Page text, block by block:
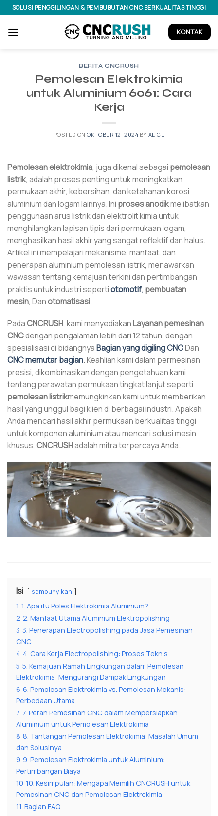
Skip
to
content
SOLUSI PENGGILINGAN & PEMBUBUTAN CNC BERKUALITAS TINGGI
KONTAK
BERITA CNCRUSH
Pemolesan Elektrokimia
untuk Aluminium 6061: Cara
Kerja
POSTED ONOKTOBER 12, 2024 BY ALICE
Pemolesan elektrokimia, juga dikenal sebagai pemolesan
listrik, adalah proses penting untuk meningkatkan
permukaan akhir, kebersihan, dan ketahanan korosi
aluminium dan logam lainnya. Ini proses anodikmelibatkan
penggunaan arus listrik dan elektrolit kimia untuk
menghilangkan lapisan tipis dari permukaan logam,
menghasilkan hasil akhir yang sangat reflektif dan halus.
Artikel ini mempelajari mekanisme, manfaat, dan
penerapan aluminium pemolesan listrik, menawarkan
wawasan tentang kemajuan terkini dan pertimbangan
praktis untuk industri sepertiotomotif, pembuatan
mesin, Danotomatisasi.
PadaCNCRUSH, kami menyediakanLayanan pemesinan
CNCdengan pengalaman lebih dari 12 tahun, dengan
spesialisasi di bidangnyaBagian yang digiling CNCDan
CNC memutar bagian. Keahlian kami dalam permesinan
presisi, dikombinasikan dengan pengetahuan kami
tentang perawatan permukaan tingkat lanjut seperti
pemolesan listrikmemungkinkan kami untuk memberikan
hasil yang unggul bagi klien di berbagai industri. Apakah
Anda mencari hasil akhir permukaan berkualitas tinggi
untuk komponen aluminium atau mencari solusi mesin
khusus, CNCRUSHadalah mitra terpercaya Anda.
Isi sembunyikan
1 1. Apa itu Poles Elektrokimia Aluminium?
2 2. Manfaat Utama Aluminium Elektropolishing
3 3. Penerapan Electropolishing pada Jasa Pemesinan
CNC
4 4. Cara Kerja Electropolishing: Proses Teknis
5 5. Kemajuan Ramah Lingkungan dalam Pemolesan
Elektrokimia: Mengurangi Dampak Lingkungan
6 6. Pemolesan Elektrokimia vs. Pemolesan Mekanis:
Perbedaan Utama
7 7. Peran Pemesinan CNC dalam Mempersiapkan
Aluminium untuk Pemolesan Elektrokimia
8 8. Tantangan Pemolesan Elektrokimia: Masalah Umum
dan Solusinya
9 9. Pemolesan Elektrokimia untuk Aluminium:
Pertimbangan Biaya
10 10. Kesimpulan: Mengapa Memilih CNCRUSH untuk
Pemesinan CNC dan Pemolesan Elektrokimia
11 Bagian FAQ